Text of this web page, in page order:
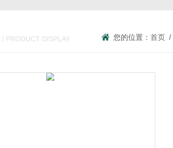
/ PRODUCT DISPLAY 您的位置：首页 /